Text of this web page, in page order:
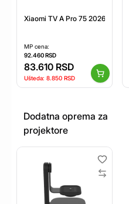
Xiaomi TV A Pro 75 2026
MP cena:
92.460RSD
83.610 RSD
Ušteda: 8.850 RSD
Dodatna oprema za
projektore